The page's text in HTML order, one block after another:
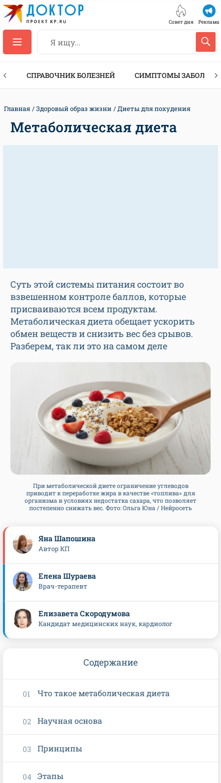
Совет дня Реклама
СПРАВОЧНИК БОЛЕЗНЕЙ СИМПТОМЫ
Главная Здоровый образ жизни Диеты для похудения
Метаболическая диета
Суть этой системы питания состоит во
взвешенном контроле баллов, которые
присваиваются всем продуктам.
Метаболическая диета обещает ускорить
обмен веществ и снизить вес без срывов.
Разберем, так ли это на самом деле
При метаболической диете ограничение углеводов
приводит к переработке жира в качестве «топлива» для
организма в условиях недостатка сахара, что позволяет
постепенно снижать вес. Фото: Ольга Юна / Нейросеть
Яна Шапошина
Автор КП
Елена Шураева
Врач-терапевт
Елизавета Скородумова
Кандидат медицинских наук, кардиолог
Содержание
Что такое метаболическая диета
Научная основа
Принципы
Этапы